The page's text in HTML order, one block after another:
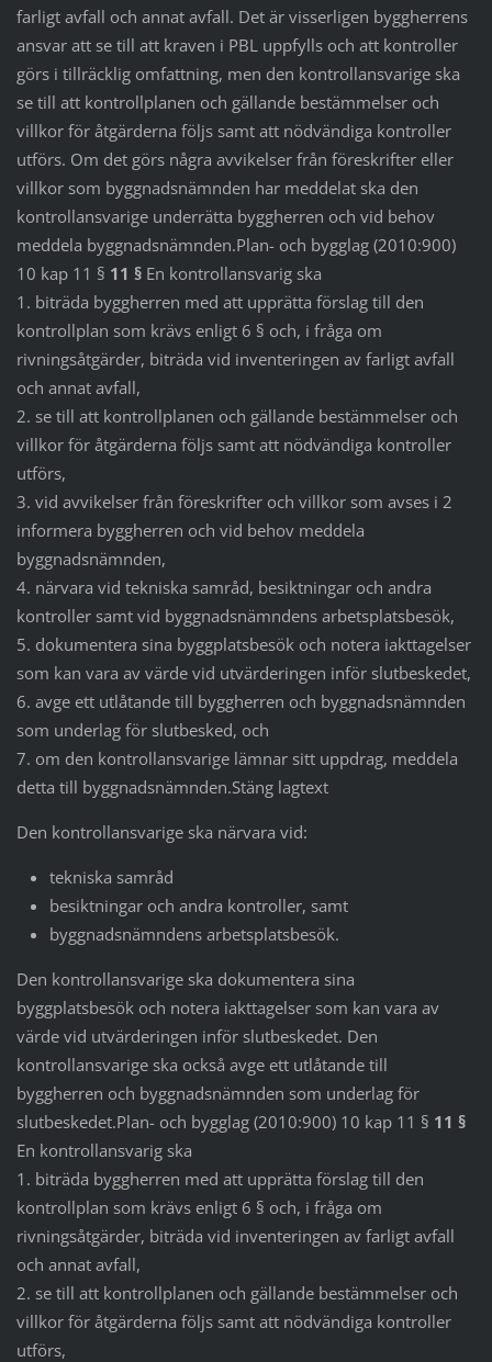
farligt avfall och annat avfall. Det är visserligen byggherrens
ansvar att se till att kraven i PBL uppfylls och att kontroller
görs i tillräcklig omfattning, men den kontrollansvarige ska
se till att kontrollplanen och gällande bestämmelser och
villkor för åtgärderna följs samt att nödvändiga kontroller
utförs. Om det görs några avvikelser från föreskrifter eller
villkor som byggnadsnämnden har meddelat ska den
kontrollansvarige underrätta byggherren och vid behov
meddela byggnadsnämnden.Plan- och bygglag (2010:900)
10 kap 11 § 11 §En kontrollansvarig ska
1. biträda byggherren med att upprätta förslag till den
kontrollplan som krävs enligt 6 § och, i fråga om
rivningsåtgärder, biträda vid inventeringen av farligt avfall
och annat avfall,
2. se till att kontrollplanen och gällande bestämmelser och
villkor för åtgärderna följs samt att nödvändiga kontroller
utförs,
3. vid avvikelser från föreskrifter och villkor som avses i 2
informera byggherren och vid behov meddela
byggnadsnämnden,
4. närvara vid tekniska samråd, besiktningar och andra
kontroller samt vid byggnadsnämndens arbetsplatsbesök,
5. dokumentera sina byggplatsbesök och notera iakttagelser
som kan vara av värde vid utvärderingen inför slutbeskedet,
6. avge ett utlåtande till byggherren och byggnadsnämnden
som underlag för slutbesked, och
7. om den kontrollansvarige lämnar sitt uppdrag, meddela
detta till byggnadsnämnden.Stäng lagtext
Den kontrollansvarige ska närvara vid:
tekniska samråd
besiktningar och andra kontroller, samt
byggnadsnämndens arbetsplatsbesök.
Den kontrollansvarige ska dokumentera sina
byggplatsbesök och notera iakttagelser som kan vara av
värde vid utvärderingen inför slutbeskedet. Den
kontrollansvarige ska också avge ett utlåtande till
byggherren och byggnadsnämnden som underlag för
slutbeskedet.Plan- och bygglag (2010:900) 10 kap 11 § 11 §
En kontrollansvarig ska
1. biträda byggherren med att upprätta förslag till den
kontrollplan som krävs enligt 6 § och, i fråga om
rivningsåtgärder, biträda vid inventeringen av farligt avfall
och annat avfall,
2. se till att kontrollplanen och gällande bestämmelser och
villkor för åtgärderna följs samt att nödvändiga kontroller
utförs,